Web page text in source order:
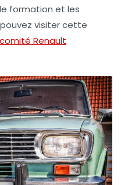
formation et les
visiter cette
Renault